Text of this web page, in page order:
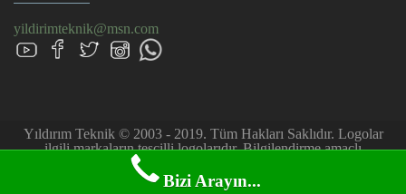
Bizi Arayın...
yildirimteknik@msn.com
Yıldırım Teknik © 2003 - 2019. Tüm Hakları Saklıdır. Logolar
ilgili markaların tescilli logolarıdır. Bilgilendirme amaçlı
kullanılmıştır. Firmamız müşteri talebi üzerine özel servis hizmeti
sağlar.